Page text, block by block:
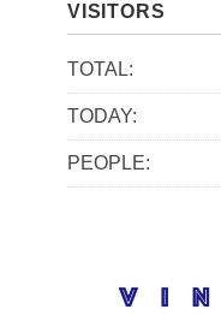
h
i
v
s
VISITORS
TOTAL:
TODAY:
PEOPLE: